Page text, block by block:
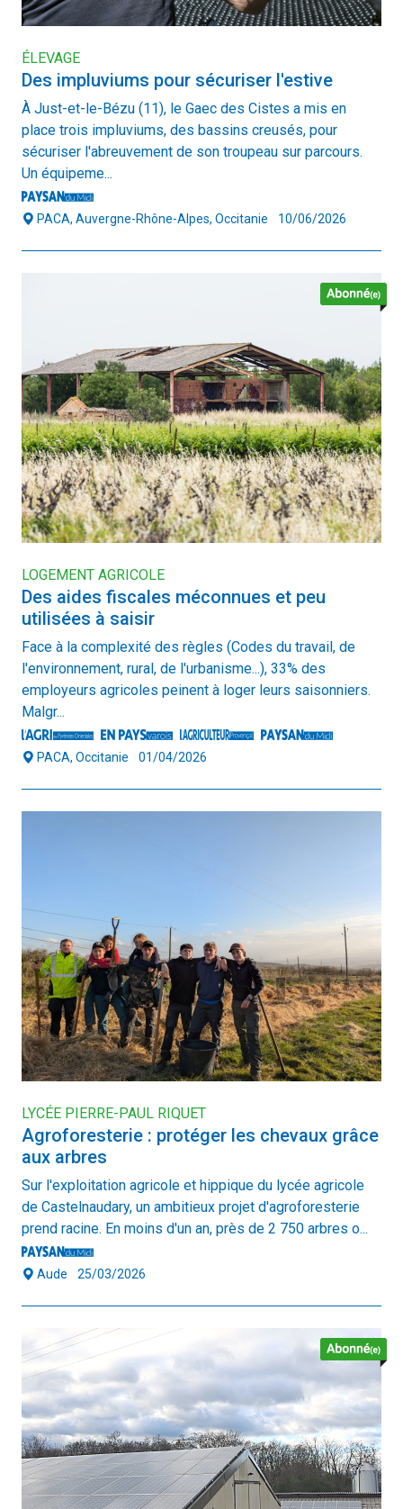
ÉLEVAGE
Des impluviums pour sécuriser l'estive
À Just-et-le-Bézu (11), le Gaec des Cistes a mis en
place trois impluviums, des bassins creusés, pour
sécuriser l'abreuvement de son troupeau sur parcours.
Un équipeme...
PACA, Auvergne-Rhône-Alpes, Occitanie 10/06/2026
LOGEMENT AGRICOLE
Des aides fiscales méconnues et peu
utilisées à saisir
Face à la complexité des règles (Codes du travail, de
l'environnement, rural, de l'urbanisme...), 33% des
employeurs agricoles peinent à loger leurs saisonniers.
Malgr...
PACA, Occitanie 01/04/2026
LYCÉE PIERRE-PAUL RIQUET
Agroforesterie : protéger les chevaux grâce
aux arbres
Sur l'exploitation agricole et hippique du lycée agricole
de Castelnaudary, un ambitieux projet d'agroforesterie
prend racine. En moins d'un an, près de 2 750 arbres o...
Aude 25/03/2026